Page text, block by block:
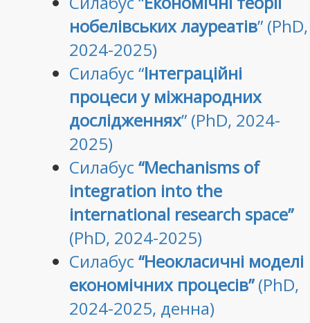
нобелівських лауреатів” (PhD,
2024-2025)
Силабус “Інтеграційні
процеси у міжнародних
дослідженнях” (PhD, 2024-
2025)
Силабус “Mechanisms of
integration into the
international research space”
(PhD, 2024-2025)
Силабус “Неокласичні моделі
економічних процесів”(PhD,
2024-2025, денна)